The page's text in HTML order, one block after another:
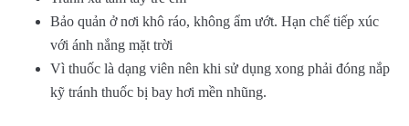
Bảo quản ở nơi khô ráo, không ẩm ướt. Hạn chế tiếp xúc
với ánh nắng mặt trời
Vì thuốc là dạng viên nên khi sử dụng xong phải đóng nắp
kỹ tránh thuốc bị bay hơi mền nhũng.